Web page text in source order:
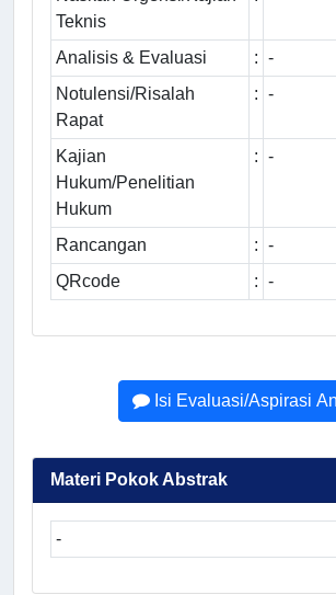
Teknis
Analisis & Evaluasi : -
Notulensi/Risalah
Rapat
: -
Kajian
Hukum/Penelitian
Hukum
: -
Rancangan : -
QRcode
: -
Isi Evaluasi/Aspirasi
Materi Pokok Abstrak
-